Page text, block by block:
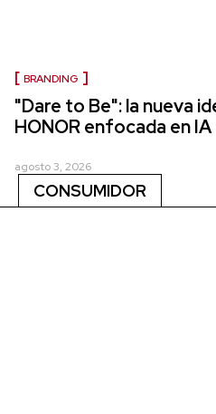
BRANDING
"Dare to Be": la nueva
HONOR enfocada en IA
agosto 3, 2026
CONSUMIDOR